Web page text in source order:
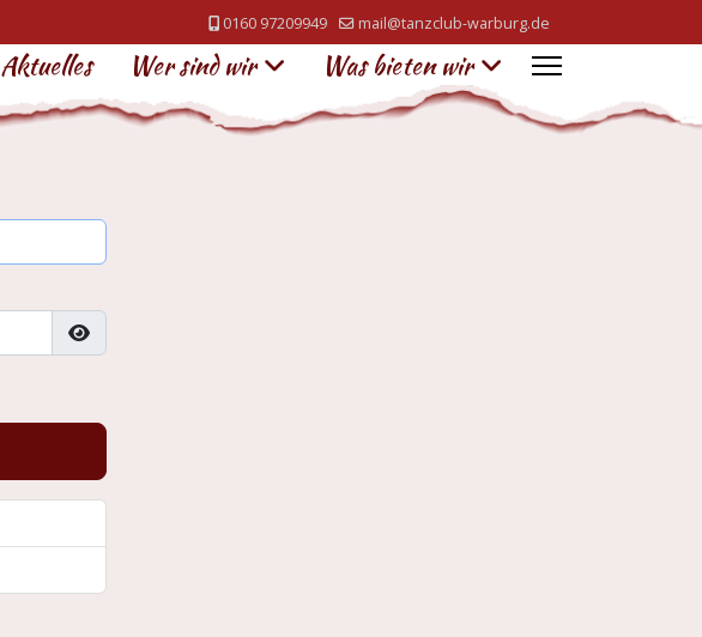
0160 97209949 mail@tanzclub-warburg.de
Aktuelles Wer sind wir Was bieten wir
Passwort anzeigen